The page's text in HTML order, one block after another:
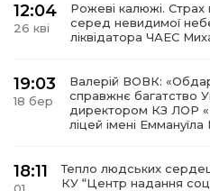
12:04
26 кві
Рожеві калюжі. Страх
серед невидимої
ліквідатора ЧАЕС
19:03
18 бер
Валерій ВОВК:
справжнє багатство
директором КЗ ЛОР
ліцей імені
18:11
Тепло людських
КУ “Центр надання